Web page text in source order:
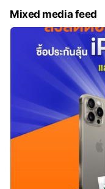
e
Mixed media feed